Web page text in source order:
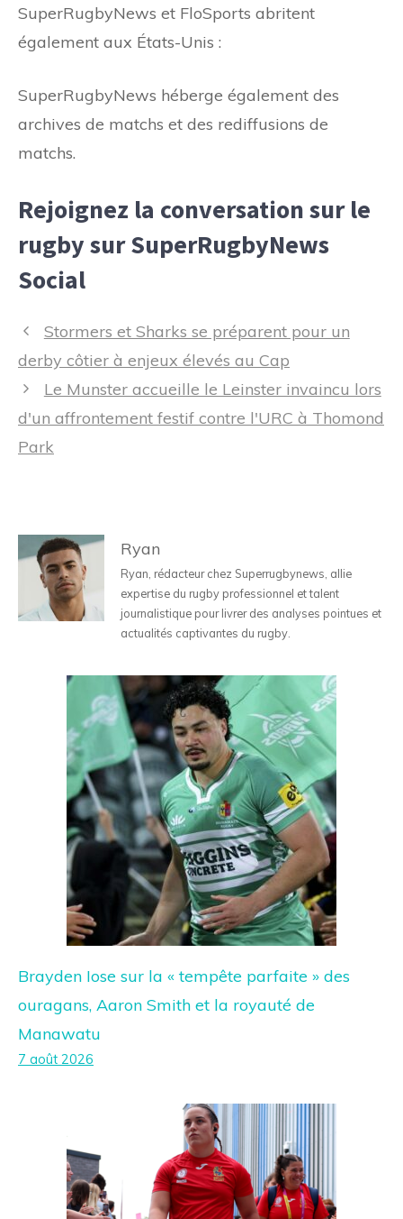
SuperRugbyNews et FloSports abritent
également aux États-Unis :
SuperRugbyNews héberge également des
archives de matchs et des rediffusions de
matchs.
Rejoignez la conversation sur le
rugby sur SuperRugbyNews
Social
Navigation
des
Stormers et Sharks se préparent pour un
derby côtier à enjeux élevés au Cap
Le Munster accueille le Leinster invaincu lors
d'un affrontement festif contre l'URC à Thomond
Park
Ryan
Ryan, rédacteur chez Superrugbynews, allie
expertise du rugby professionnel et talent
journalistique pour livrer des analyses pointues et
actualités captivantes du rugby.
Brayden Iose sur la « tempête parfaite » des
ouragans, Aaron Smith et la royauté de
Manawatu
7 août 2026